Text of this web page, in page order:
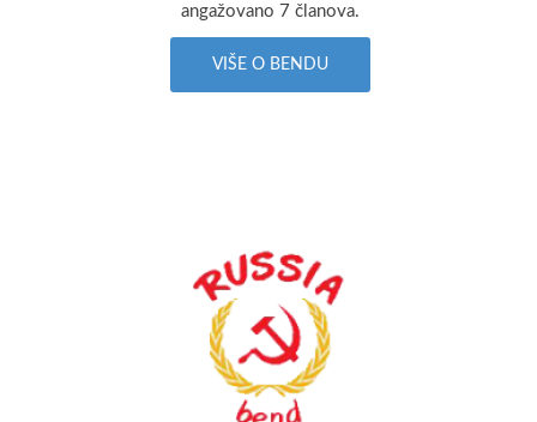
angažovano 7 članova.
VIŠE O BENDU